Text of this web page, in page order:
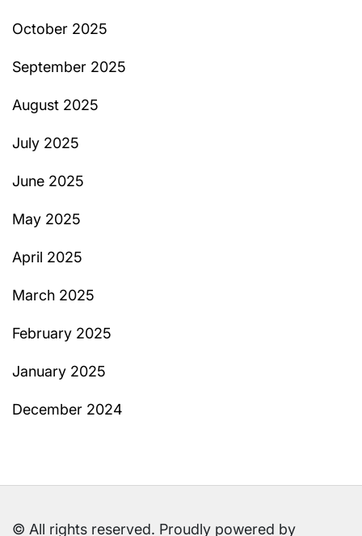
October 2025
September 2025
August 2025
July 2025
June 2025
May 2025
April 2025
March 2025
February 2025
January 2025
December 2024
© All rights reserved. Proudly powered by